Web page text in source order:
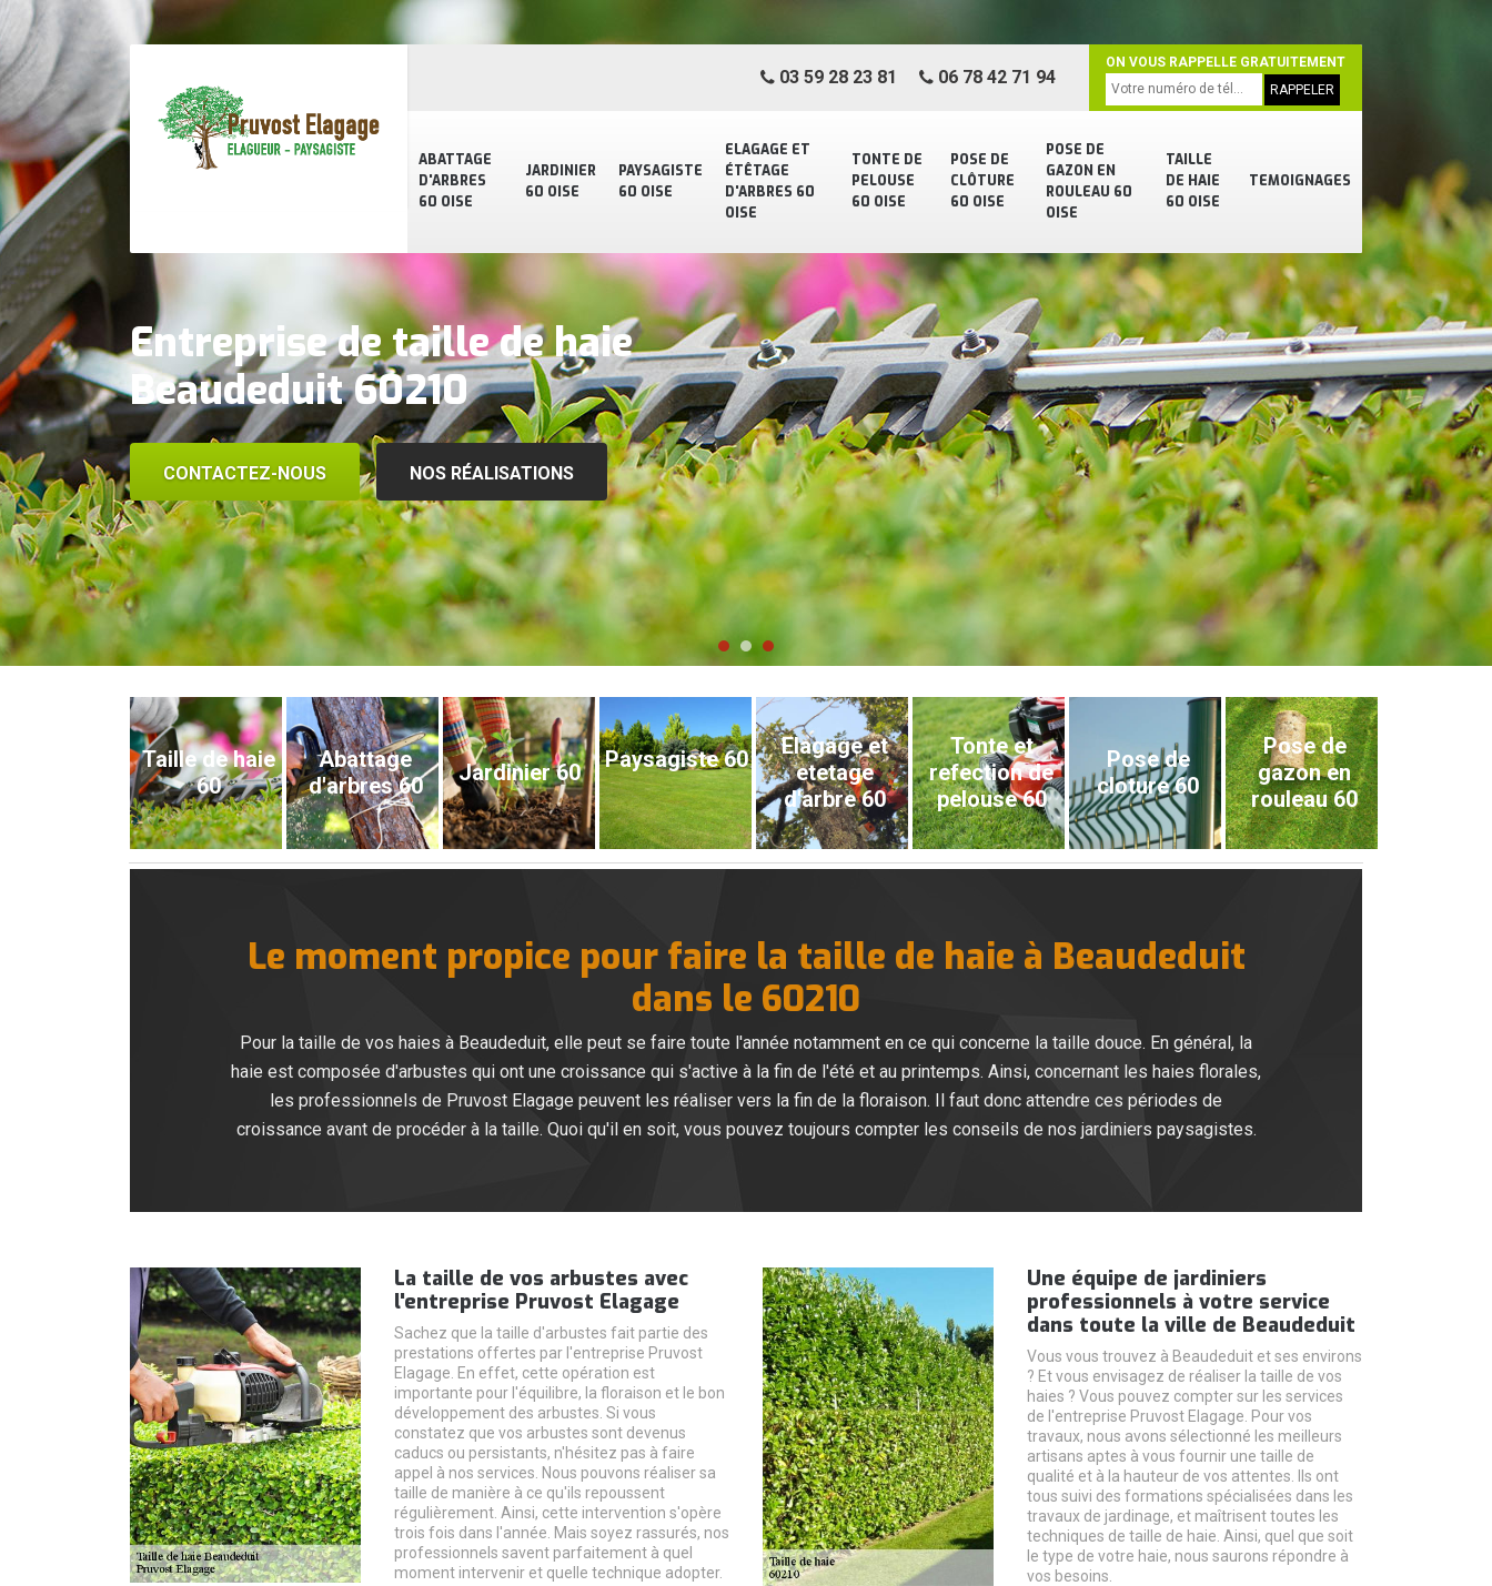
ABATTAGE
D'ARBRES
60 OISE
JARDINIER
60 OISE
PAYSAGISTE
60 OISE
ELAGAGE ET
ÉTÊTAGE
D'ARBRES 60
OISE
TONTE DE
PELOUSE
60 OISE
POSE DE
CLÔTURE
60 OISE
POSE DE
GAZON EN
ROULEAU 60
OISE
TAILLE
DE HAIE
60 OISE
TEMOIGNAGES
03 59 28 23 81 06 78 42 71 94
ON VOUS RAPPELLE GRATUITEMENT
Entreprise de taille de haie
Beaudeduit 60210
CONTACTEZ-NOUS NOS RÉALISATIONS
Taille de haie
60
Abattage
d'arbres 60
Jardinier 60 Paysagiste 60
Elagage et
etetage
d'arbre 60
Tonte et
refection de
pelouse 60
Pose de
cloture 60
Pose de
gazon en
rouleau 60
Le moment propice pour faire la taille de haie à Beaudeduit
dans le 60210
Pour la taille de vos haies à Beaudeduit, elle peut se faire toute l'année notamment en ce qui concerne la taille douce. En général, la
haie est composée d'arbustes qui ont une croissance qui s'active à la fin de l'été et au printemps. Ainsi, concernant les haies florales,
les professionnels de Pruvost Elagage peuvent les réaliser vers la fin de la floraison. Il faut donc attendre ces périodes de
croissance avant de procéder à la taille. Quoi qu'il en soit, vous pouvez toujours compter les conseils de nos jardiniers paysagistes.
La taille de vos arbustes avec
l'entreprise Pruvost Elagage
Sachez que la taille d'arbustes fait partie des
prestations offertes par l'entreprise Pruvost
Elagage. En effet, cette opération est
importante pour l'équilibre, la floraison et le bon
développement des arbustes. Si vous
constatez que vos arbustes sont devenus
caducs ou persistants, n'hésitez pas à faire
appel à nos services. Nous pouvons réaliser sa
taille de manière à ce qu'ils repoussent
régulièrement. Ainsi, cette intervention s'opère
trois fois dans l'année. Mais soyez rassurés, nos
professionnels savent parfaitement à quel
moment intervenir et quelle technique adopter.
Une équipe de jardiniers
professionnels à votre service
dans toute la ville de Beaudeduit
Vous vous trouvez à Beaudeduit et ses environs
? Et vous envisagez de réaliser la taille de vos
haies ? Vous pouvez compter sur les services
de l'entreprise Pruvost Elagage. Pour vos
travaux, nous avons sélectionné les meilleurs
artisans aptes à vous fournir une taille de
qualité et à la hauteur de vos attentes. Ils ont
tous suivi des formations spécialisées dans les
travaux de jardinage, et maîtrisent toutes les
techniques de taille de haie. Ainsi, quel que soit
le type de votre haie, nous saurons répondre à
vos besoins.